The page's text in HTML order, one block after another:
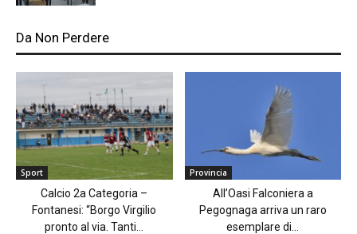
Da Non Perdere
Sport
Calcio 2a Categoria –
Fontanesi: “Borgo Virgilio
pronto al via. Tanti...
Provincia
All’Oasi Falconiera a
Pegognaga arriva un raro
esemplare di...